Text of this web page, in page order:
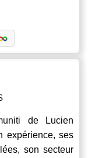
de Lucien
expérience, ses
son secteur